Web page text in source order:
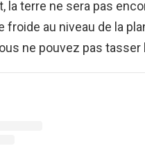
la terre ne sera pas
au niveau de la
ne pouvez pas tasser